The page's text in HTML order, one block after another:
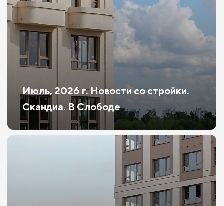
Июль, 2026 г. Новости со стройки.
Скандиа. В Слободе